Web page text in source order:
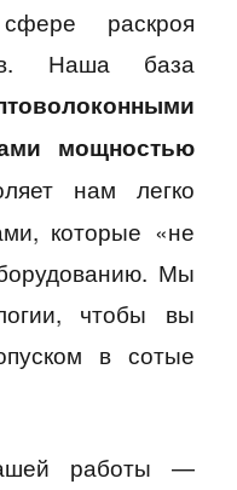
раскроя
Наша база
мощностью
нам легко
которые «не
Мы
чтобы вы
в сотые
работы —